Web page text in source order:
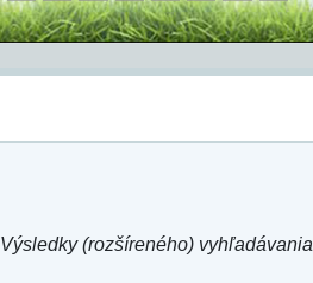
Výsledky (rozšíreného) vyhľadávania